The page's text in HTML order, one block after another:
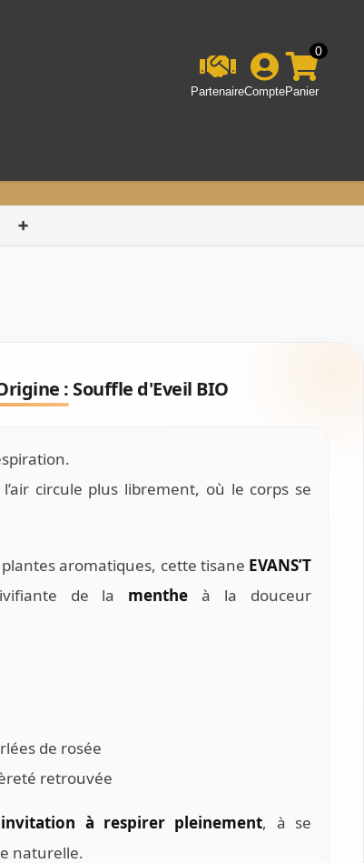
PartenaireCompte
0
Panier
➕
: Souffle d'Eveil BIO
circule plus librement, où le corps se
aromatiques, cette tisane EVANS’T
de la menthe à la douceur
de rosée
retrouvée
invitation à respirer pleinement, à se
naturelle.